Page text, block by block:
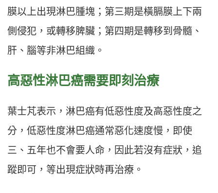
膜以上出現淋巴腫塊；第三期是橫膈膜上下兩
側侵犯，或轉移脾臟；第四期是轉移到骨髓、
肝、腦等非淋巴組織。
高惡性淋巴癌需要即刻治療
葉士芃表示，淋巴癌有低惡性度及高惡性度之
分，低惡性度淋巴癌通常惡化速度慢，即使
三、五年也不會要人命，因此若沒有症狀，追
蹤即可，等出現症狀時再治療。